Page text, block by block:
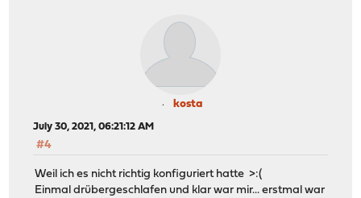
kosta
July 30, 2021, 06:21:12 AM
#4
Weil ich es nicht richtig konfiguriert hatte >:(
Einmal drübergeschlafen und klar war mir... erstmal war